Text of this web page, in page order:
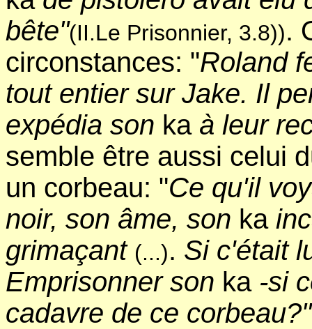
bête"(II.Le Prisonnier, 3.8)).
circonstances: "Roland
tout entier sur Jake. Il
expédia son ka à leur
semble être aussi celui
un corbeau: "Ce qu'il
noir, son âme, son ka
grimaçant (...). Si c'était
Emprisonner son ka-si
cadavre de ce corbeau?"